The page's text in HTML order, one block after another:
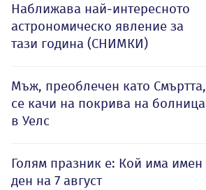
Наближава най-интересното
астрономическо явление за
тази година (СНИМКИ)
Мъж, преоблечен като Смъртта,
се качи на покрива на болница
в Уелс
Голям празник е: Кой има имен
ден на 7 август